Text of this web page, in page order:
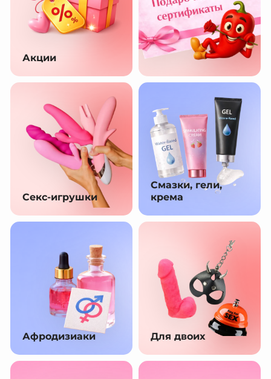
Акции
Секс-игрушки
Смазки, гели,
крема
Афродизиаки Для двоих